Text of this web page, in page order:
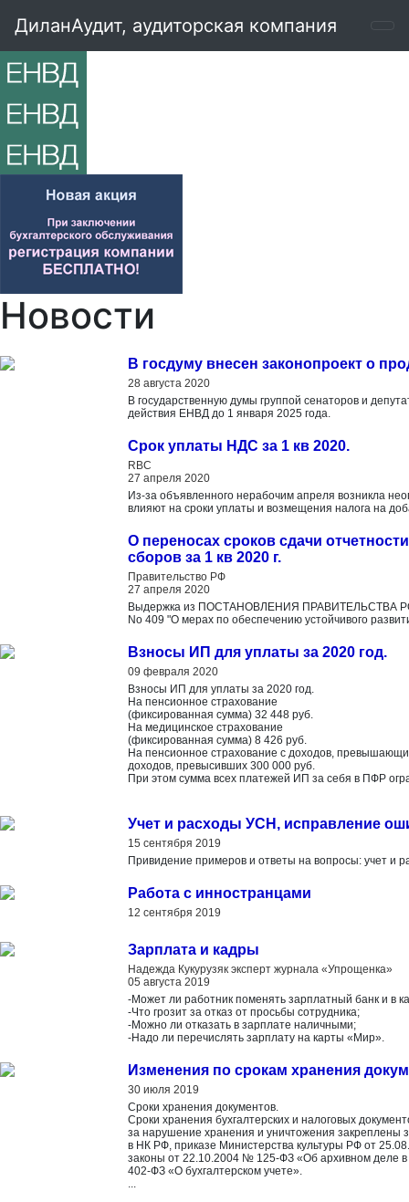
ДиланАудит, аудиторская компания
Новости
В госдуму внесен законопроект о
28 августа 2020
В государственную думы группой сенаторов и
действия ЕНВД до 1 января 2025 года.
Cрок уплаты НДС за 1 кв 2020.
RBC
27 апреля 2020
Из-за объявленного нерабочим апреля возникла
влияют на сроки уплаты и возмещения налога на
О переносах сроков сдачи
сборов за 1 кв 2020 г.
Правительство РФ
27 апреля 2020
Выдержка из ПОСТАНОВЛЕНИЯ ПРАВИТЕЛЬСТВА
No 409 "О мерах по обеспечению устойчивого
Взносы ИП для уплаты за 2020 год.
09 февраля 2020
Взносы ИП для уплаты за 2020 год.
На пенсионное страхование
(фиксированная сумма) 32 448 руб.
На медицинское страхование
(фиксированная сумма) 8 426 руб.
На пенсионное страхование с доходов,
доходов, превысивших 300 000 руб.
При этом сумма всех платежей ИП за себя в ПФР
Учет и расходы УСН, исправление
15 сентября 2019
Привидение примеров и ответы на вопросы: учет и
Работа с инностранцами
12 сентября 2019
Зарплата и кадры
Надежда Кукурузяк эксперт журнала «Упрощенка»
05 августа 2019
-Может ли работник поменять зарплатный банк и в
-Что грозит за отказ от просьбы сотрудника;
-Можно ли отказать в зарплате наличными;
-Надо ли перечислять зарплату на карты «Мир».
Изменения по срокам хранения
30 июля 2019
Сроки хранения документов.
Сроки хранения бухгалтерских и налоговых
за нарушение хранения и уничтожения закреплены
в НК РФ, приказе Министерства культуры РФ от
законы от 22.10.2004 № 125-ФЗ «Об архивном деле
402-ФЗ «О бухгалтерском учете».
...